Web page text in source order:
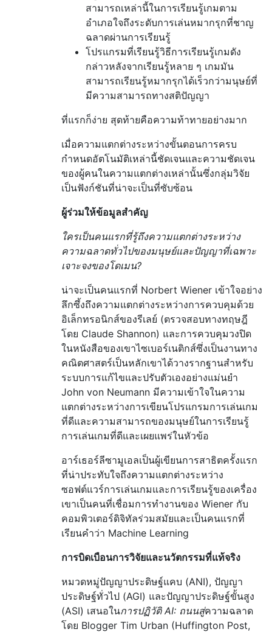
สามารถเหล่านี้ในการเรียนรู้เกมตาม
อำเภอใจถึงระดับการเล่นหมากรุกที่ชาญ
ฉลาดผ่านการเรียนรู้
โปรแกรมที่เรียนรู้วิธีการเรียนรู้เกมดัง
กล่าวหลังจากเรียนรู้หลาย ๆ เกมมัน
สามารถเรียนรู้หมากรุกได้เร็วกว่ามนุษย์ที่
มีความสามารถทางสติปัญญา
ที่แรกก็ง่าย สุดท้ายคือความท้าทายอย่างมาก
เมื่อความแตกต่างระหว่างขั้นตอนการครบ
กำหนดอัตโนมัติเหล่านี้ชัดเจนและความชัดเจน
ของผู้คนในความแตกต่างเหล่านั้นซึ่งกลุ่มวิจัย
เป็นฟังก์ชันที่น่าจะเป็นที่ซับซ้อน
ผู้ร่วมให้ข้อมูลสำคัญ
ใครเป็นคนแรกที่รู้ถึงความแตกต่างระหว่าง
ความฉลาดทั่วไปของมนุษย์และปัญญาที่เฉพาะ
เจาะจงของโดเมน?
น่าจะเป็นคนแรกที่ Norbert Wiener เข้าใจอย่าง
ลึกซึ้งถึงความแตกต่างระหว่างการควบคุมด้วย
อิเล็กทรอนิกส์ของรีเลย์ (ตรวจสอบทางทฤษฎี
โดย Claude Shannon) และการควบคุมวงปิด
ในหนังสือของเขาไซเบอร์เนติกส์ซึ่งเป็นงานทาง
คณิตศาสตร์เป็นหลักเขาได้วางรากฐานสำหรับ
ระบบการแก้ไขและปรับตัวเองอย่างแม่นยำ
John von Neumann มีความเข้าใจในความ
แตกต่างระหว่างการเขียนโปรแกรมการเล่นเกม
ที่ดีและความสามารถของมนุษย์ในการเรียนรู้
การเล่นเกมที่ดีและเผยแพร่ในหัวข้อ
อาร์เธอร์ลีซามูเอลเป็นผู้เขียนการสาธิตครั้งแรก
ที่น่าประทับใจถึงความแตกต่างระหว่าง
ซอฟต์แวร์การเล่นเกมและการเรียนรู้ของเครื่อง
เขาเป็นคนที่เชื่อมการทำงานของ Wiener กับ
คอมพิวเตอร์ดิจิทัลร่วมสมัยและเป็นคนแรกที่
เรียนคำว่า Machine Learning
การบิดเบือนการวิจัยและนวัตกรรมที่แท้จริง
หมวดหมู่ปัญญาประดิษฐ์แคบ (ANI), ปัญญา
ประดิษฐ์ทั่วไป (AGI) และปัญญาประดิษฐ์ขั้นสูง
(ASI) เสนอในการปฏิวัติ AI: ถนนสู่ความฉลาด
โดย Blogger Tim Urban (Huffington Post,